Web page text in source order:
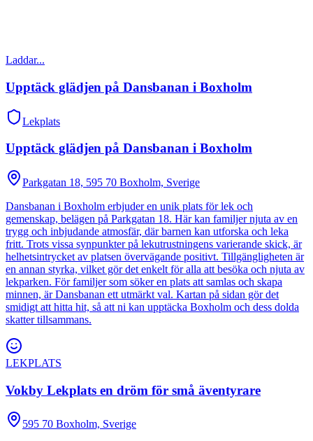
Laddar...
Upptäck glädjen på Dansbanan i Boxholm
Lekplats
Upptäck glädjen på Dansbanan i Boxholm
Parkgatan 18, 595 70 Boxholm, Sverige
Dansbanan i Boxholm erbjuder en unik plats för lek och
gemenskap, belägen på Parkgatan 18. Här kan familjer njuta av en
trygg och inbjudande atmosfär, där barnen kan utforska och leka
fritt. Trots vissa synpunkter på lekutrustningens varierande skick, är
helhetsintrycket av platsen övervägande positivt. Tillgängligheten är
en annan styrka, vilket gör det enkelt för alla att besöka och njuta av
lekparken. För familjer som söker en plats att samlas och skapa
minnen, är Dansbanan ett utmärkt val. Kartan på sidan gör det
smidigt att hitta hit, så att ni kan upptäcka Boxholm och dess dolda
skatter tillsammans.
LEKPLATS
Vokby Lekplats en dröm för små äventyrare
595 70 Boxholm, Sverige